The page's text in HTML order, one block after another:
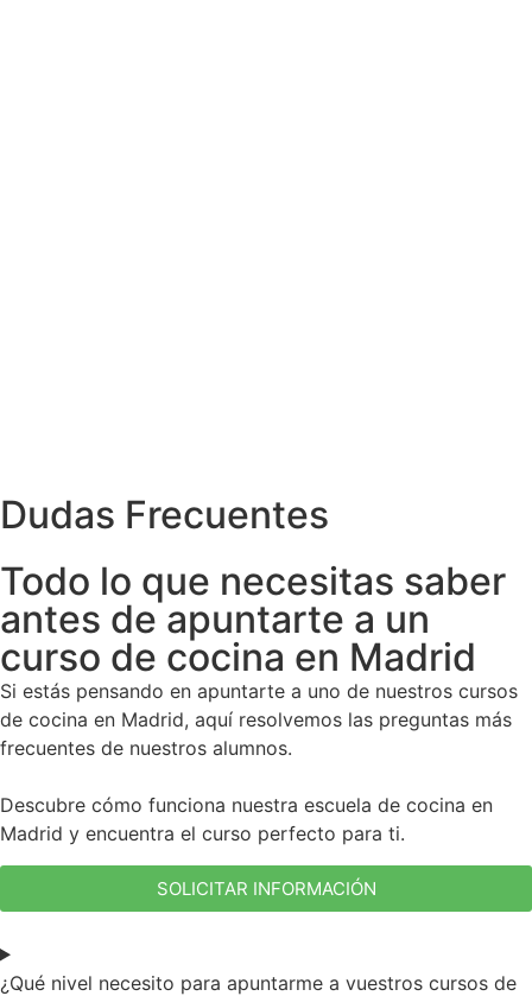
Dudas Frecuentes
Todo lo que necesitas saber
antes de apuntarte a un
curso de cocina en Madrid
Si estás pensando en apuntarte a uno de nuestros cursos
de cocina en Madrid, aquí resolvemos las preguntas más
frecuentes de nuestros alumnos.
Descubre cómo funciona nuestra escuela de cocina en
Madrid y encuentra el curso perfecto para ti.
SOLICITAR INFORMACIÓN
¿Qué nivel necesito para apuntarme a vuestros cursos de